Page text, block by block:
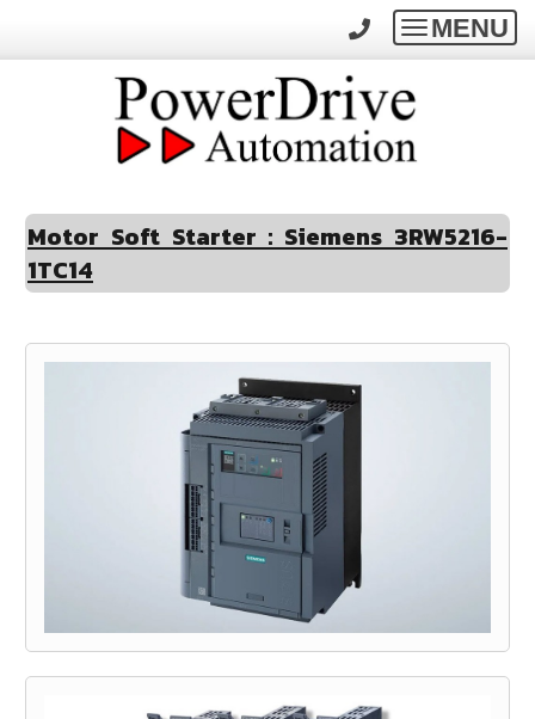
Toggle
MENU
Motor Soft Starter : Siemens 3RW5216-
1TC14